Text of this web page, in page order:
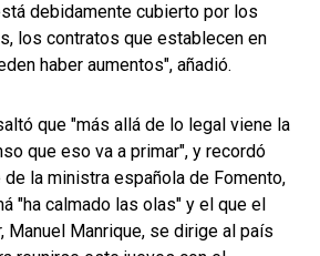
debidamente cubierto por los
los contratos que establecen en
haber aumentos", añadió.
que "más allá de lo legal viene la
que eso va a primar", y recordó
la ministra española de Fomento,
"ha calmado las olas" y el que el
Manuel Manrique, se dirige al país